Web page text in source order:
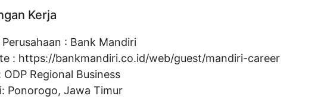
Kerja
: Bank Mandiri
: https://bankmandiri.co.id/web/guest/mandiri-career
ODP Regional Business
Ponorogo, Jawa Timur